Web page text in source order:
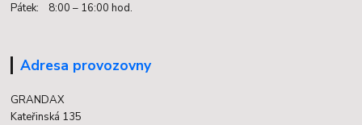
Pátek: 8:00 – 16:00 hod.
Adresa provozovny
GRANDAX
Kateřinská 135